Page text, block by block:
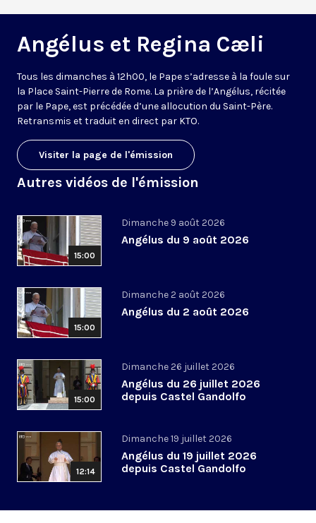
Angélus et Regina Cæli
Tous les dimanches à 12h00, le Pape s’adresse à la foule sur
la Place Saint-Pierre de Rome. La prière de l’Angélus, récitée
par le Pape, est précédée d’une allocution du Saint-Père.
Retransmis et traduit en direct par KTO.
Visiter la page de l'émission
Autres vidéos de l'émission
15:00
Dimanche 9 août 2026
Angélus du 9 août 2026
15:00
Dimanche 2 août 2026
Angélus du 2 août 2026
15:00
Dimanche 26 juillet 2026
Angélus du 26 juillet 2026
depuis Castel Gandolfo
12:14
Dimanche 19 juillet 2026
Angélus du 19 juillet 2026
depuis Castel Gandolfo